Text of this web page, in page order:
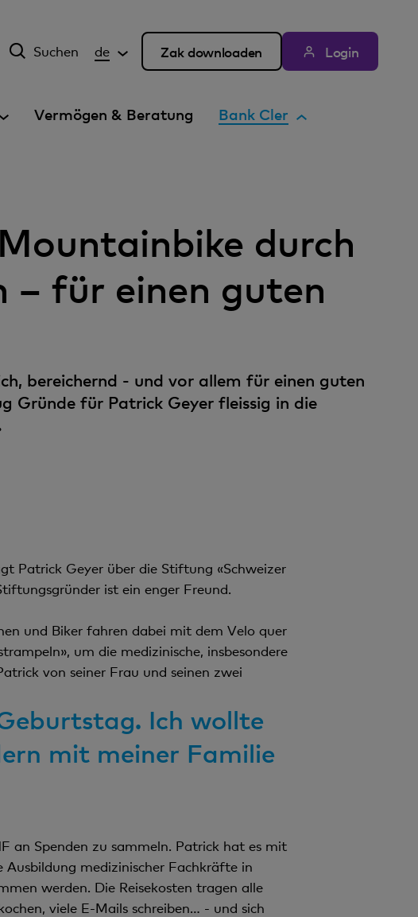
Suchen de Zak downloaden Login
Vermögen & Beratung Bank Cler
s
E
e
t
durch
– für einen guten
bereichernd - und vor allem für einen guten
Gründe für Patrick Geyer fleissig in die
Patrick Geyer über die Stiftung «Schweizer
ist ein enger Freund.
und Biker fahren dabei mit dem Velo quer
um die medizinische, insbesondere
von seiner Frau und seinen zwei
Ich wollte
mit meiner Familie
an Spenden zu sammeln. Patrick hat es mit
medizinischer Fachkräfte in
werden. Die Reisekosten tragen alle
viele E-Mails schreiben… - und sich